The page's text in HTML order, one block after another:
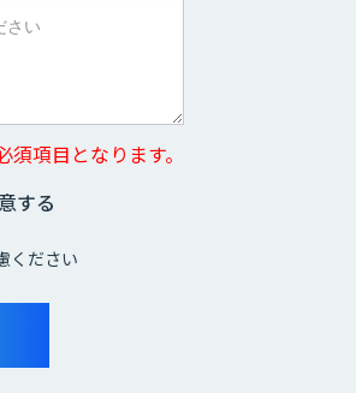
項目となります。
する
ください